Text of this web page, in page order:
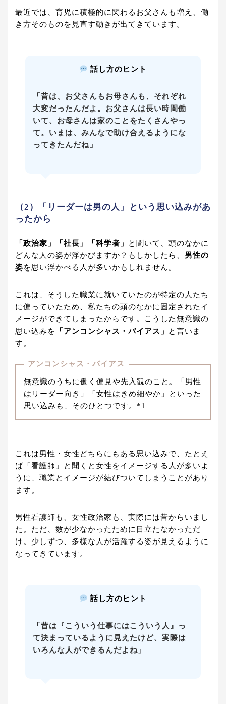
最近では、育児に積極的に関わるお父さんも増え、働
き方そのものを見直す動きが出てきています。
話し方のヒント
「昔は、お父さんもお母さんも、それぞれ
大変だったんだよ。お父さんは長い時間働
いて、お母さんは家のことをたくさんやっ
て。いまは、みんなで助け合えるようにな
ってきたんだね」
（2）「リーダーは男の人」という思い込みがあ
ったから
「政治家」「社長」「科学者」
と聞いて、頭のなかに
どんな人の姿が浮かびますか？もしかしたら、 男性の
姿を思い浮かべる人が多いかもしれません。
これは、そうした職業に就いていたのが特定の人たち
に偏っていたため、私たちの頭のなかに固定されたイ
メージができてしまったからです。こうした無意識の
思い込みを
「アンコンシャス・バイアス」
と言いま
す。
アンコンシャス・バイアス
無意識のうちに働く偏見や先入観のこと。「男性
はリーダー向き」「女性はきめ細やか」といった
思い込みも、そのひとつです。*1
これは男性・女性どちらにもある思い込みで、たとえ
ば「看護師」と聞くと女性をイメージする人が多いよ
うに、職業とイメージが結びついてしまうことがあり
ます。
男性看護師も、女性政治家も、実際には昔からいまし
た。ただ、数が少なかったために目立たなかっただ
け。少しずつ、多様な人が活躍する姿が見えるように
なってきています。
話し方のヒント
「昔は『こういう仕事にはこういう人』っ
て決まっているように見えたけど、実際は
いろんな人ができるんだよね」